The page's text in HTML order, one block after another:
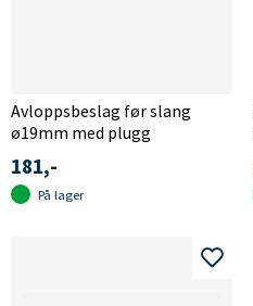
Avloppsbeslag før slang
ø19mm med plugg
181,-
På lager